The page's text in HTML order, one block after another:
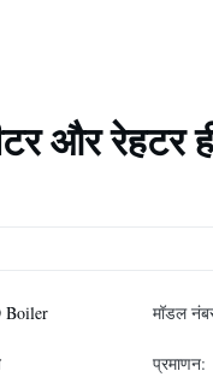
और रेहटर
Boiler मॉडल
प्रमाणन: